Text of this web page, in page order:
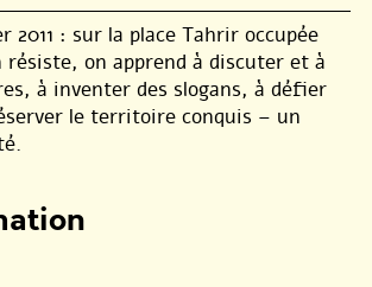
2011 : sur la place Tahrir occupée
on apprend à discuter et à
à inventer des slogans, à défier
le territoire conquis – un